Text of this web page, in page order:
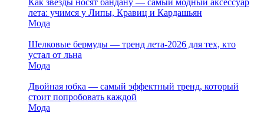
лета: учимся у Липы, Кравиц и Кардашьян
Мода
Шелковые бермуды — тренд лета-2026 для тех, кто
устал от льна
Мода
Двойная юбка — самый эффектный тренд, который
стоит попробовать каждой
Мода